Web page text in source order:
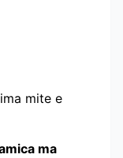
mite e
ma